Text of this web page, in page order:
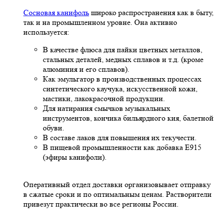
Сосновая канифоль широко распространения как в быту,
так и на промышленном уровне. Она активно
используется:
В качестве флюса для пайки цветных металлов,
стальных деталей, медных сплавов и т.д. (кроме
алюминия и его сплавов).
Как эмульгатор в производственных процессах
синтетического каучука, искусственной кожи,
мастики, лакокрасочной продукции.
Для натирания смычков музыкальных
инструментов, кончика бильярдного кия, балетной
обуви.
В составе лаков для повышения их текучести.
В пищевой промышленности как добавка Е915
(эфиры канифоли).
Оперативный отдел доставки организовывает отправку
в сжатые сроки и по оптимальным ценам. Растворители
привезут практически во все регионы России.